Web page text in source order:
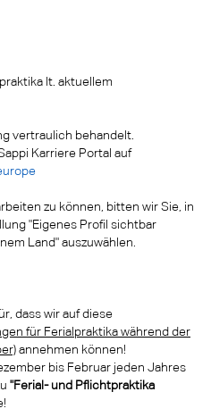
lt. aktuellem
vertraulich behandelt.
Karriere Portal auf
zu können, bitten wir Sie, in
"Eigenes Profil sichtbar
Land" auszuwählen.
dass wir auf diese
für Ferialpraktika während der
annehmen können!
bis Februar jeden Jahres
"Ferial- und Pflichtpraktika